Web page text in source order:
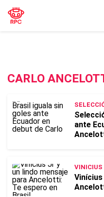
CARLO
ante
VINICIUS